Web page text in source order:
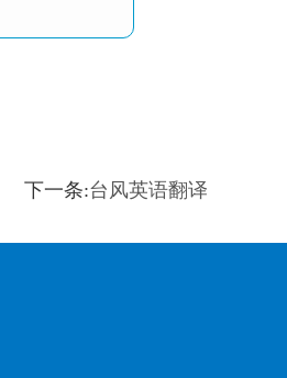
下一条:台风英语翻译